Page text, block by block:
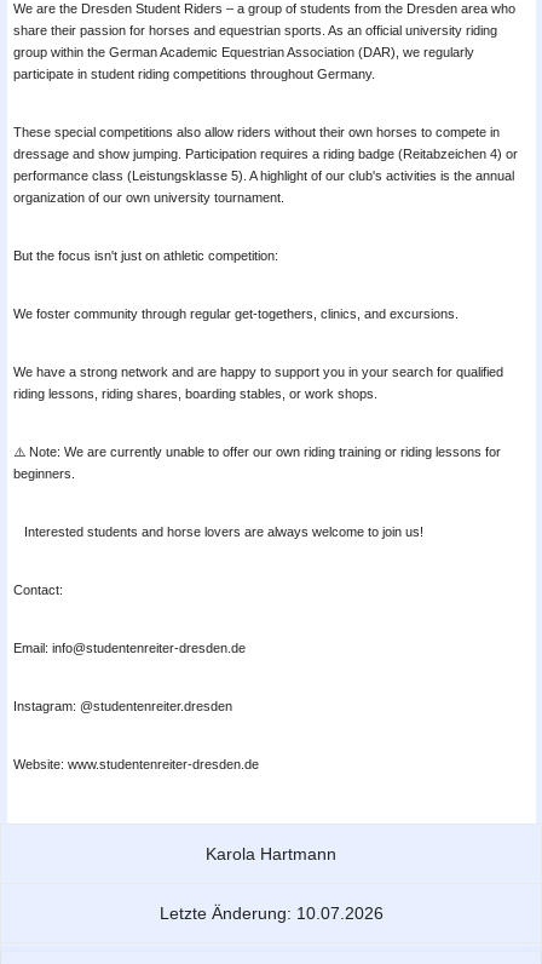
We are the Dresden Student Riders – a group of students from the Dresden area who
share their passion for horses and equestrian sports. As an official university riding
group within the German Academic Equestrian Association (DAR), we regularly
participate in student riding competitions throughout Germany.
These special competitions also allow riders without their own horses to compete in
dressage and show jumping. Participation requires a riding badge (Reitabzeichen 4) or
performance class (Leistungsklasse 5). A highlight of our club's activities is the annual
organization of our own university tournament.
But the focus isn't just on athletic competition:
We foster community through regular get-togethers, clinics, and excursions.
We have a strong network and are happy to support you in your search for qualified
riding lessons, riding shares, boarding stables, or work shops.
⚠️ Note: We are currently unable to offer our own riding training or riding lessons for
beginners.
Interested students and horse lovers are always welcome to join us!
Contact:
Email: info@studentenreiter-dresden.de
Instagram: @studentenreiter.dresden
Website: www.studentenreiter-dresden.de
Karola Hartmann
Letzte Änderung: 10.07.2026